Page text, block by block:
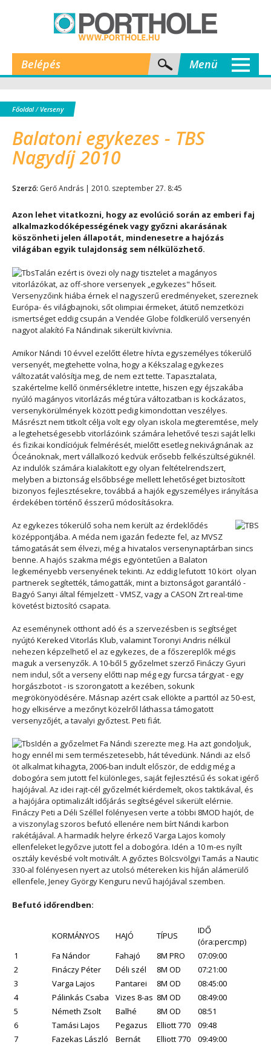
Belépés Menü
Főoldal/ Verseny
Balatoni egykezes - TBS
Nagydíj 2010
Szerző: Gerő András | 2010. szeptember 27. 8:45
Azon lehet vitatkozni, hogy az evolúció során az emberi faj
alkalmazkodóképességének vagy győzni akarásának
köszönheti jelen állapotát, mindenesetre a hajózás
világában egyik tulajdonság sem nélkülözhető.
Talán ezért is övezi oly nagy tisztelet a magányos
vitorlázókat, az off-shore versenyek „egykezes" hőseit.
Versenyzőink hiába érnek el nagyszerű eredményeket, szereznek
Európa- és világbajnoki, sőt olimpiai érmeket, átütő nemzetközi
ismertséget eddig csupán a Vendée Globe földkerülő versenyén
nagyot alakító Fa Nándinak sikerült kivívnia.
Amikor Nándi 10 évvel ezelőtt életre hívta egyszemélyes tókerülő
versenyét, megtehette volna, hogy a Kékszalag egykezes
változatát valósítja meg, de nem ezt tette. Tapasztalata,
szakértelme kellő önmérsékletre intette, hiszen egy éjszakába
nyúló magányos vitorlázás még túra változatban is kockázatos,
versenykörülmények között pedig kimondottan veszélyes.
Másrészt nem titkolt célja volt egy olyan iskola megteremtése, mely
a legtehetségesebb vitorlázóink számára lehetővé teszi saját lelki
és fizikai kondíciójuk felmérését, mielőtt esetleg nekivágnának az
Óceánoknak, mert vállalkozó kedvük erősebb felkészültségüknél.
Az indulók számára kialakított egy olyan feltételrendszert,
melyben a biztonság elsőbbsége mellett lehetőséget biztosított
bizonyos fejlesztésekre, továbbá a hajók egyszemélyes irányítása
érdekében történő ésszerű módosításokra.
Az egykezes tókerülő soha nem került az érdeklődés
középpontjába. A méda nem igazán fedezte fel, az MVSZ
támogatását sem élvezi, még a hivatalos versenynaptárban sincs
benne. A hajós szakma mégis egyöntetűen a Balaton
legkeményebb versenyének tekinti. Az eddig lefutott 10 kört olyan
partnerek segítették, támogatták, mint a biztonságot garantáló -
Bagyó Sanyi által fémjelzett - VMSZ, vagy a CASON Zrt real-time
követést biztosító csapata.
Az eseménynek otthont adó és a szervezésben is segítséget
nyújtó Kereked Vitorlás Klub, valamint Toronyi Andris nélkül
nehezen képzelhető el az egykezes, de a főszereplők mégis
maguk a versenyzők. A 10-ből 5 győzelmet szerző Fináczy Gyuri
nem indul, sőt a verseny előtti nap még egy furcsa tárgyat - egy
horgászbotot - is szorongatott a kezében, sokunk
megrökönyödésére. Másnap azért csak ellökte a parttól az 50-est,
hogy elkisérve a mezőnyt közelről láthassa támogatott
versenyzőjét, a tavalyi győztest. Peti fiát.
Idén a győzelmet Fa Nándi szerezte meg. Ha azt gondoljuk,
hogy ennél mi sem természetesebb, hát tévedünk. Nándi az első
öt alkalmat kihagyta, 2006-ban indult először, de eddig még a
dobogóra sem jutott fel különleges, saját fejlesztésű és sokat igérő
hajójával. Az idei rajt-cél győzelmét kiérdemelt, okos taktikával, és
a hajójára optimalizált időjárás segítségével sikerült elérnie.
Fináczy Peti a Déli Széllel fölényesen verte a többi 8MOD hajót, de
a viszonylag szoros befutó ellenére nem bírt Nándi karbon
rakétájával. A harmadik helyre érkező Varga Lajos komoly
ellenfeleket legyőzve jutott fel a dobogóra. Idén a 10 m-es nyílt
osztály kevésbé volt motivált. A győztes Bölcsvölgyi Tamás a Nautic
330-al fölényesen nyert az utolsó métereken kis híján alámerülő
ellenfele, Jeney György Kenguru nevű hajójával szemben.
Befutó időrendben:
KORMÁNYOS HAJÓ TÍPUS
IDŐ
(óra:perc:mp)
1
Fa Nándor Fahajó 8M PRO
07:09:00
2
Fináczy Péter Déli szél 8M OD
07:21:00
3
Varga Lajos Pantarei 8M OD
08:45:00
4
Pálinkás Csaba Vizes 8-as 8M OD
08:49:00
5
Németh Zsolt Balhé 8M OD
08:51
6
Tamási Lajos Pegazus Elliott 770
09:48
7
Fazekas László Bernát Elliott 770
09:49:00